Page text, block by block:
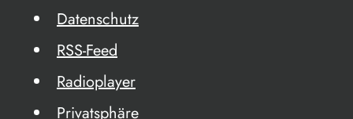
Datenschutz
RSS-Feed
Radioplayer
Privatsphäre